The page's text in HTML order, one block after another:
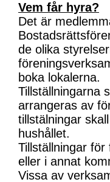
Vem får hyra?
Det är
de olika
boka lokalerna.
Tillställningarna
arrangeras av
tillstälningar
hushållet.
Tillställningar
eller i annat
Vissa av